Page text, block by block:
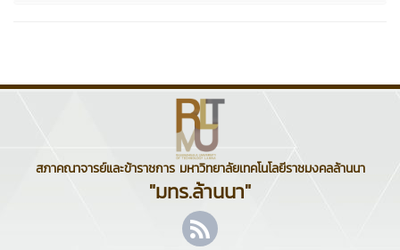
สภาคณาจารย์และข้าราชการ มหาวิทยาลัยเทคโนโลยีราชมงคลล้านนา
"มทร.ล้านนา"